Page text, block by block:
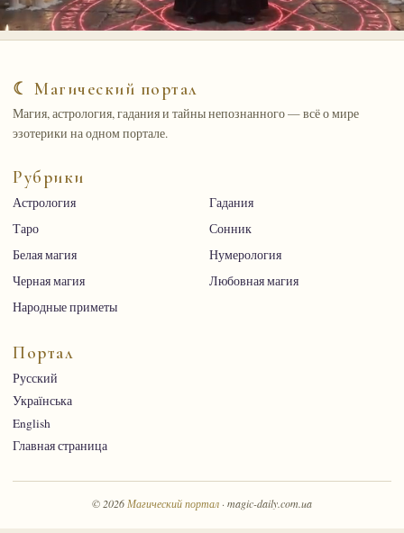
☾ Магический портал
Магия, астрология, гадания и тайны непознанного — всё о мире
эзотерики на одном портале.
Рубрики
Астрология
Гадания
Таро
Сонник
Белая магия
Нумерология
Черная магия
Любовная магия
Народные приметы
Портал
Русский
Українська
English
Главная страница
© 2026 Магический портал · magic-daily.com.ua